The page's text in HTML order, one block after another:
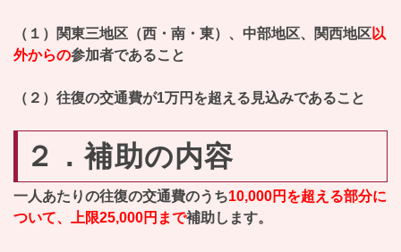
（１）関東三地区（西・南・東）、中部地区、関西地区以
外からの参加者であること
（２）往復の交通費が1万円を超える見込みであること
２．補助の内容
一人あたりの往復の交通費のうち10,000円を超える部分に
ついて、上限25,000円まで補助します。